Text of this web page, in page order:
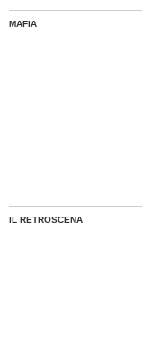
MAFIA
IL RETROSCENA